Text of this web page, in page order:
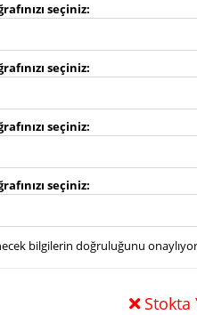
seçiniz
seçiniz
seçiniz
seçiniz
bilgilerin doğruluğunu
Stokta